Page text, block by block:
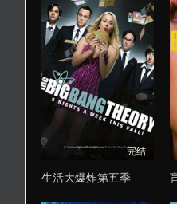
完结
生活大爆炸第五季